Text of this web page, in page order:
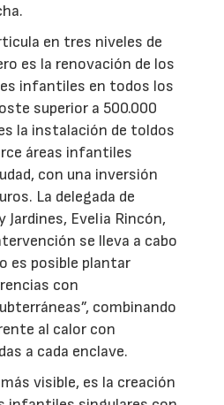
en tres niveles de
es la renovación de los
infantiles en todos los
superior a 500.000
la instalación de toldos
áreas infantiles
con una inversión
La delegada de
Jardines, Evelia Rincón,
se lleva a cabo
es posible plantar
con
combinando
al calor con
a cada enclave.
visible, es la creación